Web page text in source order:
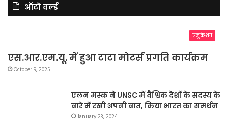
ऑटो वर्ल्ड
एजुकेशन
एस.आर.एम.यू. में हुआ टाटा मोटर्स प्रगति कार्यक्रम
October 9, 2025
एलन मस्क ने UNSC में वैश्विक देशों के सदस्य के
बारे में रखी अपनी बात, किया भारत का समर्थन
January 23, 2024